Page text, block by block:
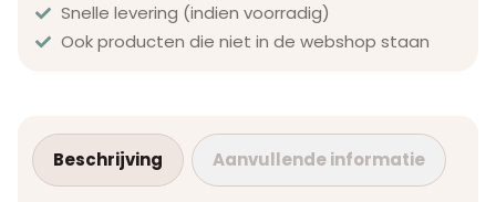
Snelle levering (indien voorradig)
Ook producten die niet in de webshop staan​
Beschrijving Aanvullende informatie